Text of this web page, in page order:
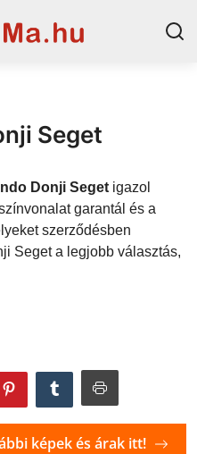
Seget
Donji Seget igazol
garantál és a
szerződésben
Seget a legjobb választás,
képek és árak itt!